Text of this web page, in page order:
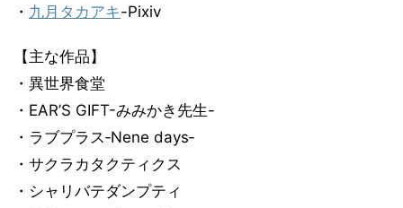
・ 九月タカアキ-Pixiv
【主な作品】
・異世界食堂
・EAR’S GIFT-みみかき先生-
・ラブプラス‐Nene days‐
・サクラカタクティクス
・シャリバテダンプティ